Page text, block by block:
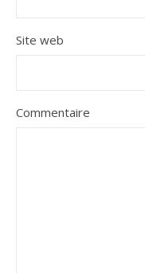
Site web
Commentaire